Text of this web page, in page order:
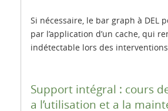
Si nécessaire, le bar graph à DEL
par l’application d’un cache, qui
indétectable lors des
Support intégral : cours
a l’utilisation et a la